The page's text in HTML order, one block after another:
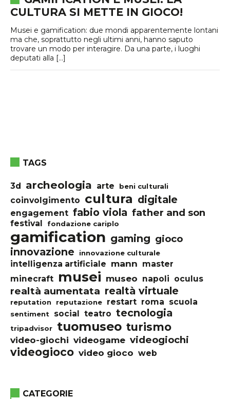
CULTURA SI METTE IN GIOCO!
Musei e gamification: due mondi apparentemente lontani
ma che, soprattutto negli ultimi anni, hanno saputo
trovare un modo per interagire. Da una parte, i luoghi
deputati alla […]
TAGS
3d archeologia arte beni culturali
coinvolgimento cultura digitale
engagement fabio viola father and son
festival fondazione cariplo
gamification gaming gioco
innovazione innovazione culturale
intelligenza artificiale mann master
minecraft musei museo napoli oculus
realtà aumentata realtà virtuale
reputation reputazione restart roma scuola
sentiment social teatro tecnologia
tripadvisor tuomuseo turismo
video-giochi videogame videogiochi
videogioco video gioco web
CATEGORIE